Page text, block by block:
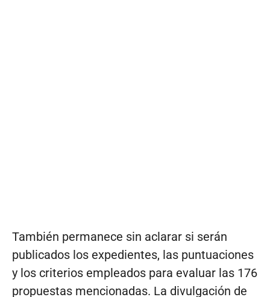
También permanece sin aclarar si serán
publicados los expedientes, las puntuaciones
y los criterios empleados para evaluar las 176
propuestas mencionadas. La divulgación de